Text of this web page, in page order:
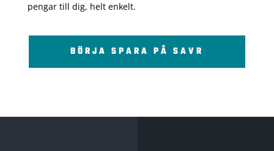
pengar till dig, helt enkelt.
BÖRJA SPARA PÅ SAVR